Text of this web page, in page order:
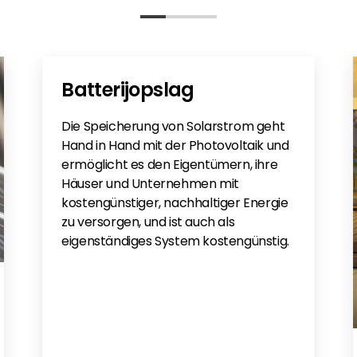
6)K & S6-GR1P(2.5-6)K
Batterijopslag
Die Speicherung von Solarstrom geht
Hand in Hand mit der Photovoltaik und
ermöglicht es den Eigentümern, ihre
Häuser und Unternehmen mit
kostengünstiger, nachhaltiger Energie
zu versorgen, und ist auch als
eigenständiges System kostengünstig.